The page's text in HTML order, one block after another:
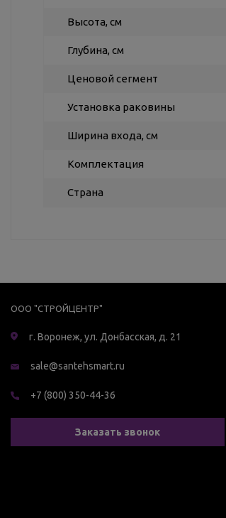
Высота, см
Глубина, см
Ценовой сегмент
Установка раковины
Ширина входа, см
Комплектация
Страна
ООО "СТРОЙЦЕНТР"
г. Воронеж, ул. Донбасская, д. 21
sale@santehsmart.ru
+7 (800) 350-44-36
Заказать звонок